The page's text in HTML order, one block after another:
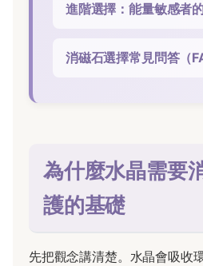
進階選擇：能量敏感者
消磁石選擇常見問答（
為什麼水晶需要
護的基礎
先把觀念講清楚。水晶會吸收